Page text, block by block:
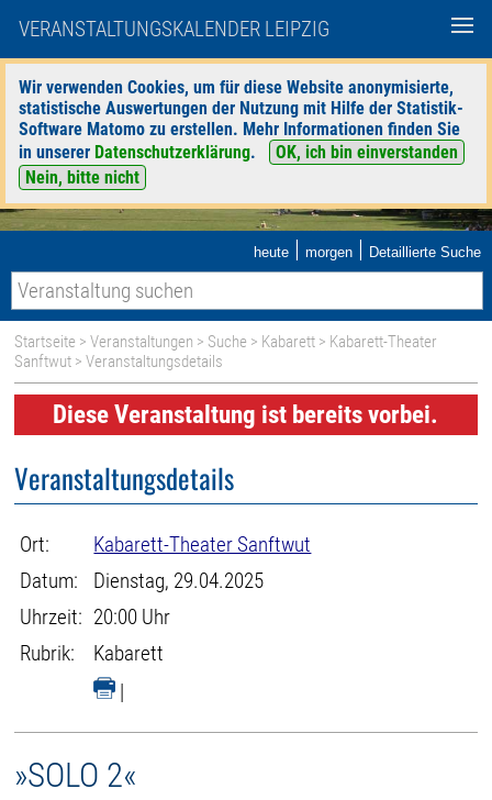
VERANSTALTUNGSKALENDER LEIPZIG
Wir verwenden Cookies, um für diese Website anonymisierte,
statistische Auswertungen der Nutzung mit Hilfe der Statistik-
Software Matomo zu erstellen. Mehr Informationen finden Sie
in unserer Datenschutzerklärung.
OK, ich bin einverstanden
Nein, bitte nicht
heute | morgen | Detaillierte Suche
Startseite >Veranstaltungen > Suche > Kabarett > Kabarett-Theater
Sanftwut > Veranstaltungsdetails
Diese Veranstaltung ist bereits vorbei.
Veranstaltungsdetails
Ort:
Kabarett-Theater Sanftwut
Datum:
Dienstag, 29.04.2025
Uhrzeit: 20:00 Uhr
Rubrik:
Kabarett
|
»SOLO 2«